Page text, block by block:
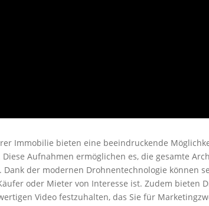
Immobilie bieten eine beeindruckende
Aufnahmen ermöglichen es, die gesamte
der modernen Drohnentechnologie können
oder Mieter von Interesse ist. Zudem bieten
Video festzuhalten, das Sie für